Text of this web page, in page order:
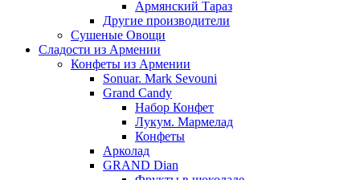
Армянский Тараз
Другие производители
Сушеные Овощи
Сладости из Армении
Конфеты из Армении
Sonuar. Mark Sevouni
Grand Candy
Набор Конфет
Лукум. Мармелад
Конфеты
Арколад
GRAND Dian